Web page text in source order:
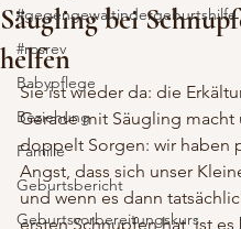
#gegengewaltindergeburtshilfe
#rosrev
Babypflege
Beziehung
Familie
Geburtsbericht
Geburtsvorbereitungskurs
Säugling bei
helfen
Sie ist wieder da: die
Gerade mit Säugling macht
doppelt Sorgen: wir haben
Angst, dass sich unser
und wenn es dann
ersten Schnupfen hat, ist es